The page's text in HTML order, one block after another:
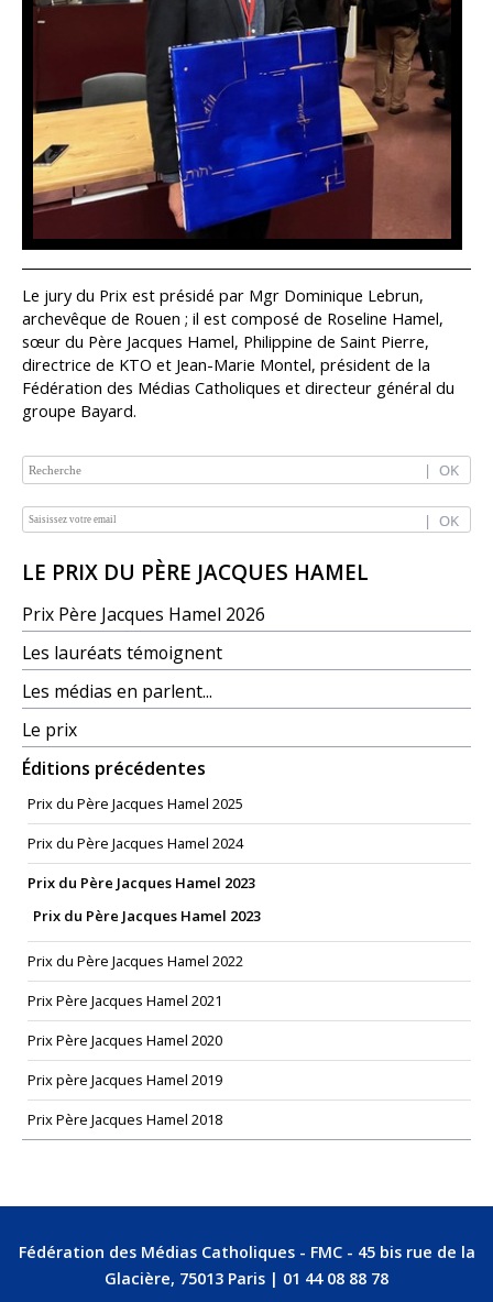
NAVIGATION
LE PRIX DU PÈRE JACQUES HAMEL
Prix Père Jacques Hamel 2026
Les lauréats témoignent
Les médias en parlent...
Le prix
Éditions précédentes
Prix du Père Jacques Hamel 2025
Prix du Père Jacques Hamel 2024
Prix du Père Jacques Hamel 2023
Prix du Père Jacques Hamel 2023
Prix du Père Jacques Hamel 2022
Prix Père Jacques Hamel 2021
Prix Père Jacques Hamel 2020
Prix père Jacques Hamel 2019
Prix Père Jacques Hamel 2018
Le jury du Prix est présidé par Mgr Dominique Lebrun,
archevêque de Rouen ; il est composé de Roseline Hamel,
sœur du Père Jacques Hamel, Philippine de Saint Pierre,
directrice de KTO et Jean-Marie Montel, président de la
Fédération des Médias Catholiques et directeur général du
groupe Bayard.
Fédération des Médias Catholiques - FMC - 45 bis rue de la
Glacière, 75013 Paris | 01 44 08 88 78